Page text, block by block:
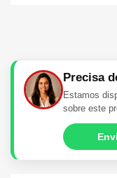
Precisa
Estamos
sobre este